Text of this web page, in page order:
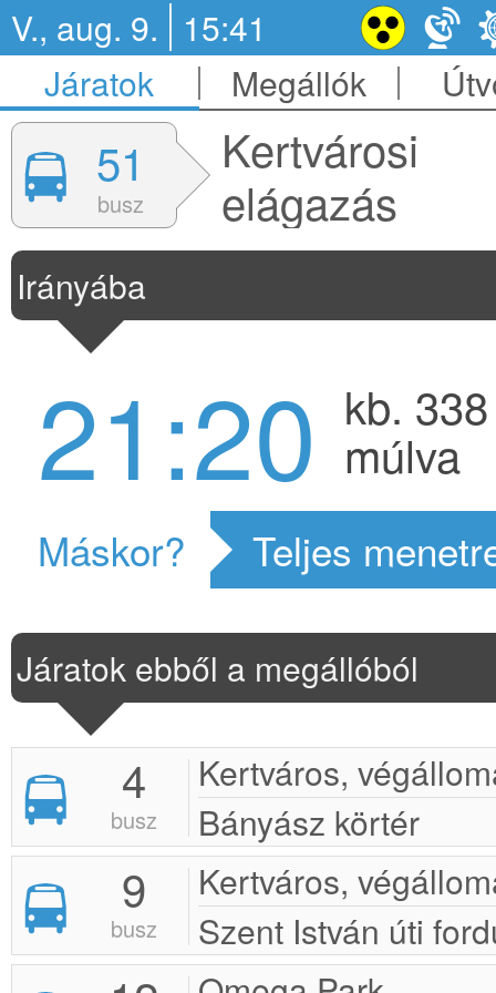
V., aug. 9.
15:41
Járatok
Megállók
51
busz
Kertvárosi
elágazás
Irányába
21:20 kb.
múlva
Máskor? Teljes
Járatok ebből a megállóból
4
busz
Kertváros,
Bányász körtér
9
busz
Kertváros,
Szent István úti